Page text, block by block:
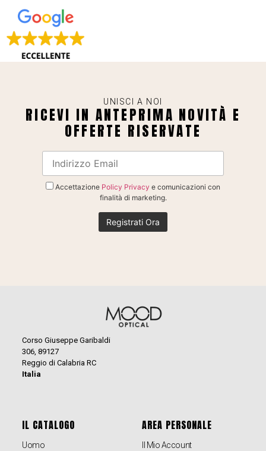
UNISCI A NOI
RICEVI IN ANTEPRIMA NOVITÀ E
OFFERTE RISERVATE
Accettazione Policy Privacy e comunicazioni con
finalità di marketing.
Corso Giuseppe Garibaldi
306, 89127
Reggio di Calabria RC
Italia
IL CATALOGO
Uomo
AREA PERSONALE
Il Mio Account